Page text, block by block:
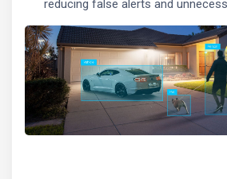
reducing false alerts and